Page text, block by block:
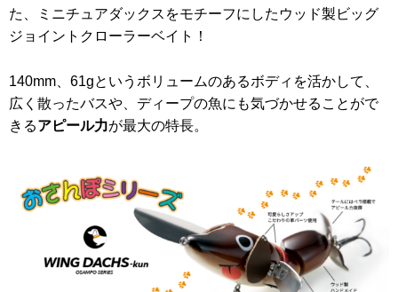
た、ミニチュアダックスをモチーフにしたウッド製ビッグ
ジョイントクローラーベイト！
140mm、61gというボリュームのあるボディを活かして、
広く散ったバスや、ディープの魚にも気づかせることがで
きるアピール力が最大の特長。